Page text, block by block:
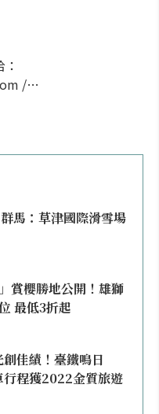
/
馬：草津國際滑雪場
賞櫻勝地公開！雄獅
最低3折起
佳績！臺鐵鳴日
行程獲2022金質旅遊